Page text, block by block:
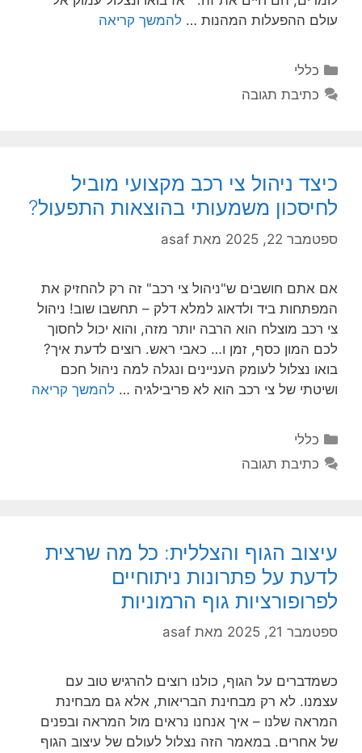
עולם ההפעלות המהנות … להמשך קריאה
קטגוריות
כללי
כתיבת תגובה
כיצד ניהול צי רכב מקצועי מוביל
לחיסכון משמעותי בהוצאות התפעול?
ספטמבר 22, 2025 מאת asaf
אם אתם חושבים ש"ניהול צי רכב" זה רק להחזיק את
המפתחות ביד ולדאוג למלא דלק – תחשבו שוב! ניהול
צי רכב מוצלח הוא הרבה יותר מזה, והוא יכול לחסוך
לכם המון כסף, זמן ו… כאבי ראש. רוצים לדעת איך?
בואו נצלול לעומק העניינים ונגלה למה ניהול חכם
ושיטתי של צי רכב הוא לא פריבילגיה … להמשך קריאה
קטגוריות
כללי
כתיבת תגובה
עיצוב הגוף והצללית: כל מה שרצית
לדעת על פתרונות ניתוחיים
לפרופורציות גוף הרמוניות
ספטמבר 21, 2025 מאת asaf
כשמדברים על הגוף, כולנו רוצים להרגיש טוב עם
עצמנו. לא רק מבחינת הבריאות, אלא גם מבחינת
המראה שלנו – איך אנחנו נראים מול המראה ובפנים
של אחרים. במאמר הזה נצלול לעולם של עיצוב הגוף